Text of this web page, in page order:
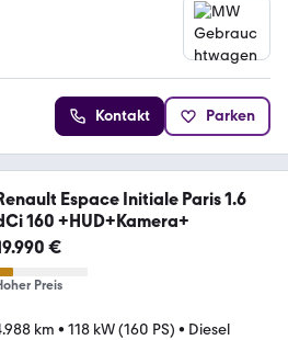
Kontakt Parken
Espace Initiale Paris 1.6
160 +HUD+Kamera+
€
Preis
km • 118 kW (160 PS) • Diesel